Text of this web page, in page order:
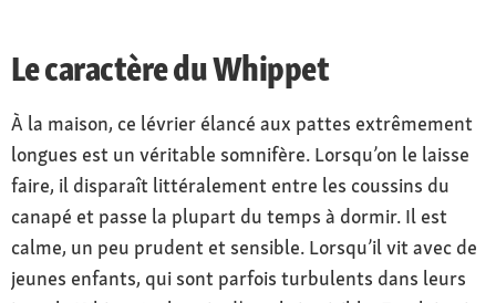
Le caractère du Whippet
À la maison, ce lévrier élancé aux pattes extrêmement
longues est un véritable somnifère. Lorsqu’on le laisse
faire, il disparaît littéralement entre les coussins du
canapé et passe la plupart du temps à dormir. Il est
calme, un peu prudent et sensible. Lorsqu’il vit avec de
jeunes enfants, qui sont parfois turbulents dans leurs